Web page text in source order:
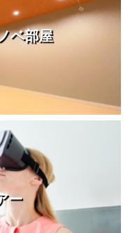
ベ部屋
ー